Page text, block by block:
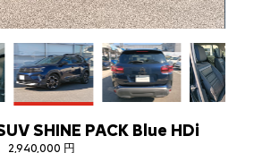
SHINE PACK Blue HDi
2,940,000 円